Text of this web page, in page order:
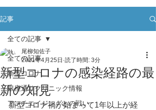
記事
全ての記事
新型コロナ
銀座通りクリニック情報
アンチエイジングとの戦い
全ての記事
新型コロナの感染経路の最
新の知見
尾柳知佐子
2021年4月25日 読了時間: 3分
新型コロナ禍が始まって1年以上が経